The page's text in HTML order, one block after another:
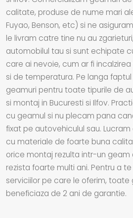
calitate, produse de nume mari
Fuyao, Benson, etc) si ne
le livram catre tine nu au
automobilul tau si sunt echipate
care ai nevoie, cum ar fi
si de temperatura. Pe langa
geamuri pentru toate tipurile de
si montaj in Bucuresti si Ilfov.
cu geamul si nu plecam pana
fixat pe autovehiculul sau.
cu materiale de foarte buna
orice montaj rezulta intr-un geam
rezista foarte multi ani. Pentru a
serviciilor pe care le oferim,
beneficiaza de 2 ani de garantie.